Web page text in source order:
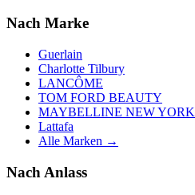
Nach Marke
Guerlain
Charlotte Tilbury
LANCÔME
TOM FORD BEAUTY
MAYBELLINE NEW YORK
Lattafa
Alle Marken →
Nach Anlass